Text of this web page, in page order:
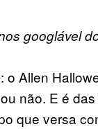
googlável
o Allen
não. E é
que versa